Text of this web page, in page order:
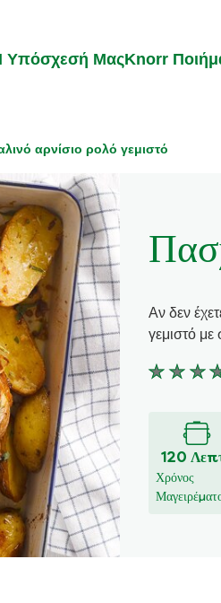
Υπόσχεσή ΜαςKnorr
αρνίσιο ρολό γεμιστό
Αν δεν
γεμιστό με
Δεν
για
αυτό
το
120
Χρόνος